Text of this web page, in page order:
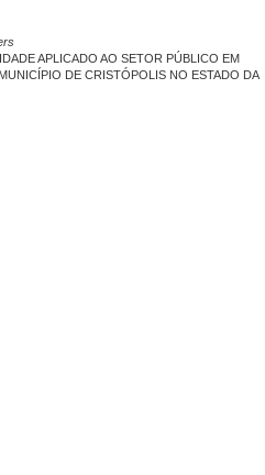
APLICADO AO SETOR PÚBLICO EM
DE CRISTÓPOLIS NO ESTADO DA